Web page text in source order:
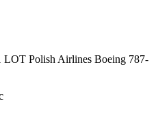
LOT Polish Airlines Boeing 787-